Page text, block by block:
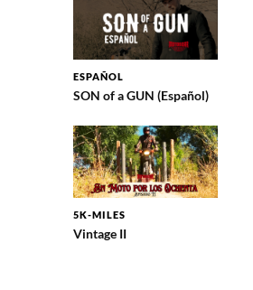
ESPAÑOL
SON of a GUN (Español)
5K-MILES
Vintage II